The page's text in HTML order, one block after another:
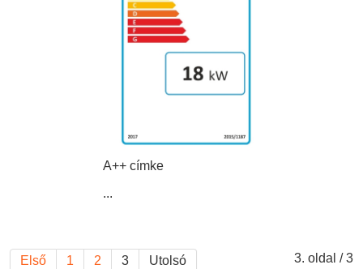
A++ címke
...
3. oldal / 3
Első 1 2 3 Utolsó